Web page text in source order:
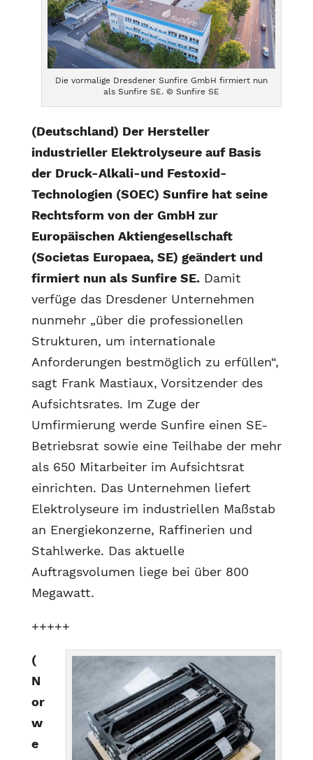
Die vormalige Dresdener Sunfire GmbH firmiert nun
als Sunfire SE. © Sunfire SE
(Deutschland) Der Hersteller
industrieller Elektrolyseure auf Basis
der Druck-Alkali-und Festoxid-
Technologien (SOEC) Sunfire hat seine
Rechtsform von der GmbH zur
Europäischen Aktiengesellschaft
(Societas Europaea, SE) geändert und
firmiert nun als Sunfire SE.Damit
verfüge das Dresdener Unternehmen
nunmehr „über die professionellen
Strukturen, um internationale
Anforderungen bestmöglich zu erfüllen“,
sagt Frank Mastiaux, Vorsitzender des
Aufsichtsrates. Im Zuge der
Umfirmierung werde Sunfire einen SE-
Betriebsrat sowie eine Teilhabe der mehr
als 650 Mitarbeiter im Aufsichtsrat
einrichten. Das Unternehmen liefert
Elektrolyseure im industriellen Maßstab
an Energiekonzerne, Raffinerien und
Stahlwerke. Das aktuelle
Auftragsvolumen liege bei über 800
Megawatt.
+++++
(
N
or
w
e